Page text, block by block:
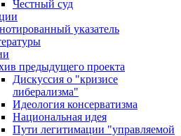
Честный суд
указатель
предыдущего проекта
Дискуссия о "кризисе
либерализма"
Идеология консерватизма
Национальная идея
Пути легитимации "управляемой